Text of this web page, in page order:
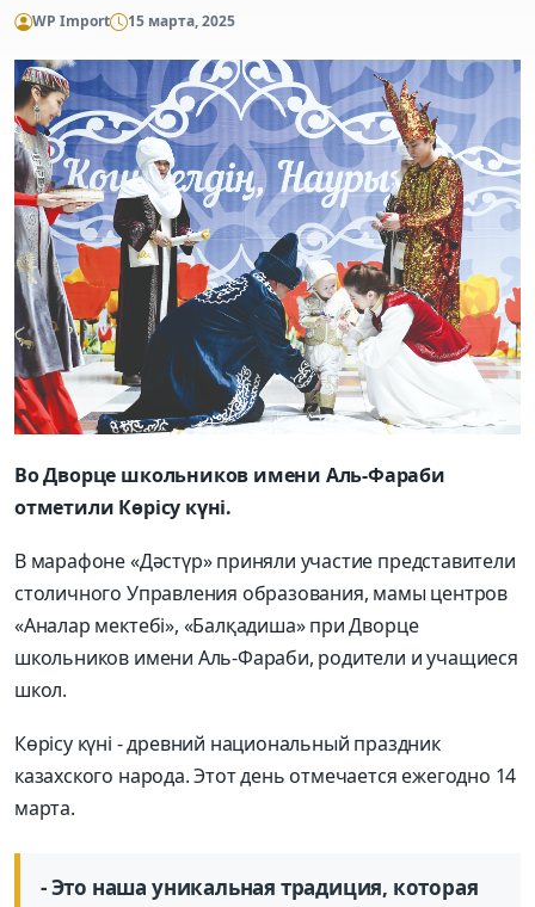
WP Import 15 марта, 2025
Во Дворце школьников имени Аль-Фараби
отметили Көрісу күні.
В марафоне «Дәстүр» приняли участие представители
столичного Управления образования, мамы центров
«Аналар мектебі», «Балқадиша» при Дворце
школьников имени Аль-Фараби, родители и учащиеся
школ.
Көрісу күні - древний национальный праздник
казахского народа. Этот день отмечается ежегодно 14
марта.
- Это наша уникальная традиция, которая